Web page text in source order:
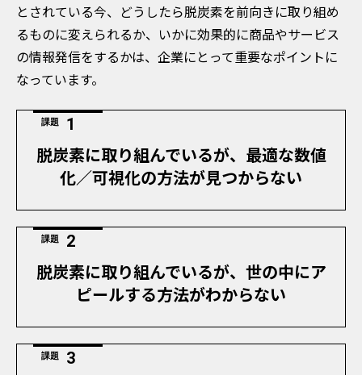
とされている今、どうしたら脱炭素を前向きに取り組め
るものに変えられるか、いかに効果的に商品やサービス
の情報発信をするかは、企業にとって重要なポイントに
なっています。
課題
脱炭素に取り組んでいるが、最適な数値
化／可視化の方法が見つからない
課題
脱炭素に取り組んでいるが、世の中にア
ピールする方法がわからない
課題